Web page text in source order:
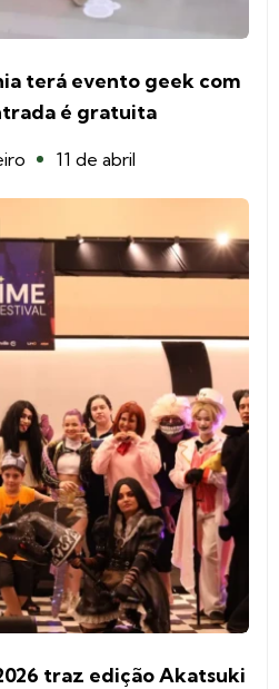
terá evento geek com
é gratuita
11 de abril
traz edição Akatsuki